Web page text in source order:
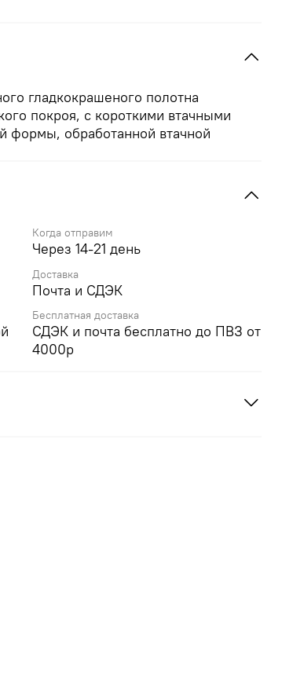
гладкокрашеного полотна
покроя, с короткими втачными
формы, обработанной втачной
Когда отправим
Через 14-21 день
Доставка
Почта и СДЭК
Бесплатная доставка
СДЭК и почта бесплатно до ПВЗ от
4000р